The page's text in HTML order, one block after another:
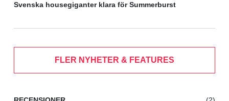
Svenska housegiganter klara för Summerburst
FLER NYHETER & FEATURES